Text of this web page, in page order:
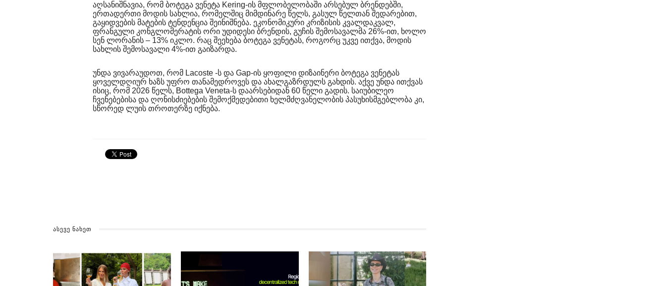
აღსანიშნავია, რომ ბოტეგა ვენეტა Kering-ის მფლობელობაში არსებულ ბრენდებში,
ერთადერთი მოდის სახლია, რომელშიც მიმდინარე წელს, გასულ წელთან შედარებით,
გაყიდვების მატების ტენდენცია შეინიშნება. ეკონომიკური კრიზისის კვალდაკვალ,
ფრანგული კონგლომერატის ორი უდიდესი ბრენდის, გუჩის შემოსავალმა 26%-ით, ხოლო
სენ ლორანის – 13% იკლო. რაც შეეხება ბოტეგა ვენეტას, როგორც უკვე ითქვა, მოდის
სახლის შემოსავალი 4%-ით გაიზარდა.
უნდა ვივარაუდოთ, რომ Lacoste -ს და Gap-ის ყოფილი დიზაინერი ბოტეგა ვენეტას
ყოველდღიურ ხაზს უფრო თანამედროვეს და ახალგაზრდულს გახდის. აქვე უნდა ითქვას
ისიც, რომ 2026 წელს, Bottega Veneta-ს დაარსებიდან 60 წელი გადის. საიუბილეო
ჩვენებებისა და ღონისძიებების შემოქმედებითი ხელმძღვანელობის პასუხისმგებლობა კი,
სწორედ ლუის თროთერზე იქნება.
ᲐᲡᲔᲕᲔ ᲜᲐᲮᲔᲗ